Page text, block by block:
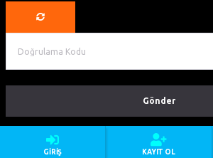
GIRIŞ KAYIT OL
©Copyright Argeus Travel & Events